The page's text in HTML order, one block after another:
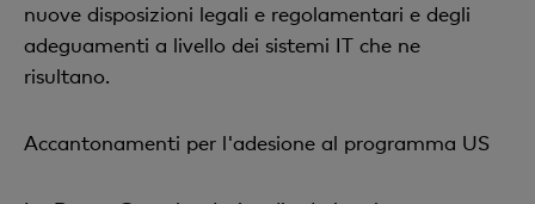
nuove disposizioni legali e regolamentari e degli
adeguamenti a livello dei sistemi IT che ne
risultano.
Accantonamenti per l'adesione al programma US